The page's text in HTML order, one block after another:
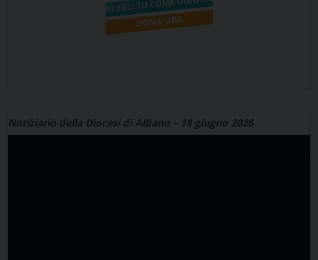
Notiziario della Diocesi di Albano – 18 giugno 2026